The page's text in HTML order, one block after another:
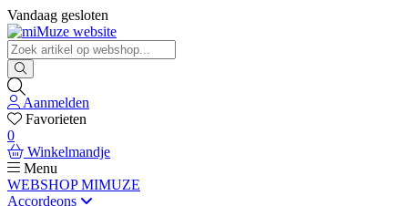
Vandaag gesloten
Aanmelden
Favorieten
0
Winkelmandje
Menu
WEBSHOP MIMUZE
Accordeons